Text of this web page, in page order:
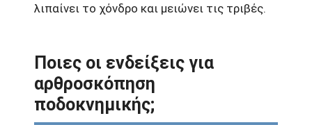
λιπαίνει το χόνδρο και μειώνει τις τριβές.
Ποιες οι ενδείξεις για
αρθροσκόπηση
ποδοκνημικής;